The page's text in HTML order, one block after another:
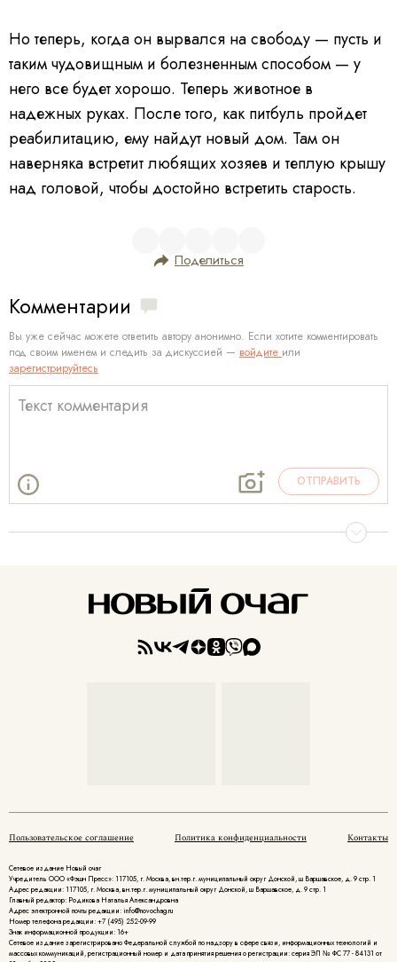
Но теперь, когда он вырвался на свободу — пусть и
таким чудовищным и болезненным способом — у
него все будет хорошо. Теперь животное в
надежных руках. После того, как питбуль пройдет
реабилитацию, ему найдут новый дом. Там он
наверняка встретит любящих хозяев и теплую крышу
над головой, чтобы достойно встретить старость.
Поделиться
Комментарии
Вы уже сейчас можете ответить автору анонимно. Если хотите комментировать
под своим именем и следить за дискуссией — войдите или
зарегистрируйтесь
ОТПРАВИТЬ
Пользовательское соглашение Политика конфиденциальности Контакты
Сетевое издание Новый очаг
Учредитель ООО «Фэшн Пресс»: 117105, г. Москва, вн.тер.г. муниципальный округ Донской, ш Варшавское, д. 9 стр. 1
Адрес редакции: 117105, г. Москва, вн.тер.г. муниципальный округ Донской, ш Варшавское, д. 9 стр. 1
Главный редактор: Родикова Наталья Александровна
Адрес электронной почты редакции: info@novochag.ru
Номер телефона редакции: +7 (495) 252-09-99
Знак информационной продукции: 16+
Cетевое издание зарегистрировано Федеральной службой по надзору в сфере связи, информационных технологий и
массовых коммуникаций, регистрационный номер и дата принятия решения о регистрации: серия ЭЛ № ФС 77 - 84131 от